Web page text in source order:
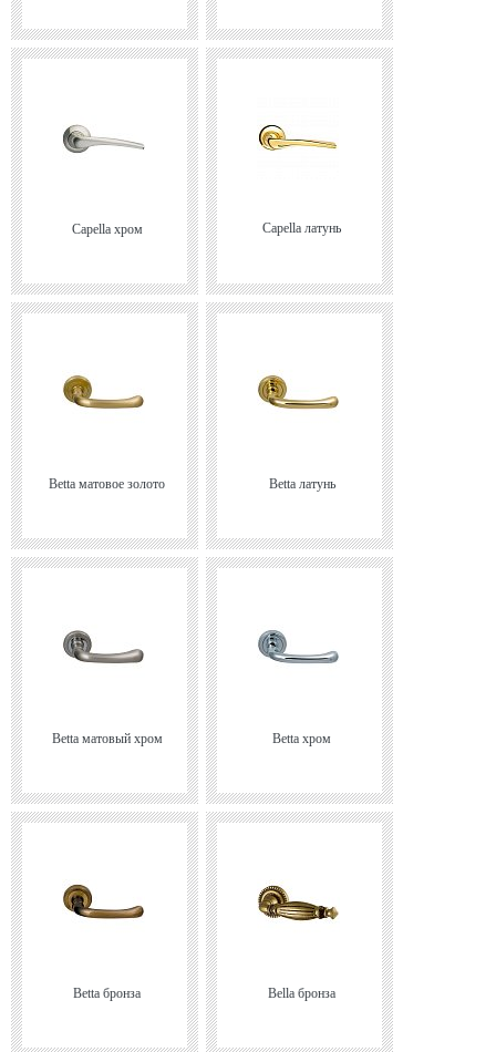
Capella хром Capella латунь
Betta матовое золото Betta латунь
Betta матовый хром Betta хром
Betta бронза Bella бронза